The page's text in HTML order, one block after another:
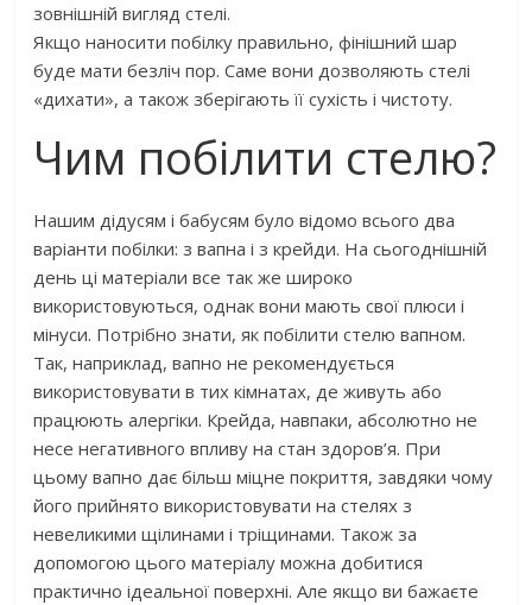
зовнішній вигляд стелі.
Якщо наносити побілку правильно, фінішний шар
буде мати безліч пор. Саме вони дозволяють стелі
«дихати», а також зберігають її сухість і чистоту.
Чим побілити стелю?
Нашим дідусям і бабусям було відомо всього два
варіанти побілки: з вапна і з крейди. На сьогоднішній
день ці матеріали все так же широко
використовуються, однак вони мають свої плюси і
мінуси. Потрібно знати, як побілити стелю вапном.
Так, наприклад, вапно не рекомендується
використовувати в тих кімнатах, де живуть або
працюють алергіки. Крейда, навпаки, абсолютно не
несе негативного впливу на стан здоров’я. При
цьому вапно дає більш міцне покриття, завдяки чому
його прийнято використовувати на стелях з
невеликими щілинами і тріщинами. Також за
допомогою цього матеріалу можна добитися
практично ідеальної поверхні. Але якщо ви бажаєте